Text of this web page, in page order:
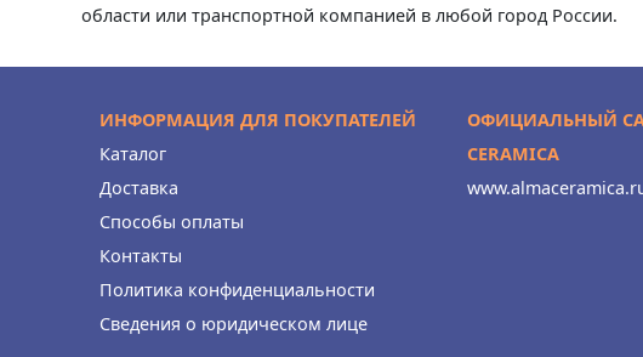
области или транспортной компанией в любой город России.
ИНФОРМАЦИЯ ДЛЯ ПОКУПАТЕЛЕЙ
Каталог
Доставка
Способы оплаты
Контакты
Политика конфиденциальности
Сведения о юридическом лице
ОФИЦИАЛЬНЫЙ
CERAMICA